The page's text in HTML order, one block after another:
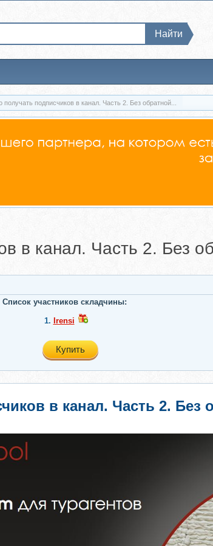
Найти
подписчиков в канал. Часть 2. Без обратной...
в канал. Часть 2. Без
Список участников складчины:
1. Irensi
Купить
в канал. Часть 2. Без